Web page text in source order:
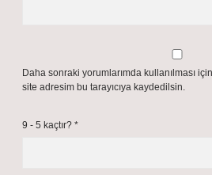
Daha sonraki yorumlarımda kullanılması
site adresim bu tarayıcıya kaydedilsin.
9 - 5 kaçtır? *